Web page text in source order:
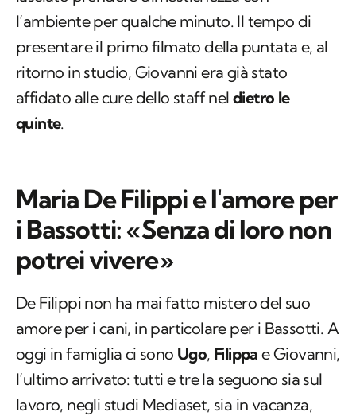
l’ambiente per qualche minuto. Il tempo di
presentare il primo filmato della puntata e, al
ritorno in studio, Giovanni era già stato
affidato alle cure dello staff nel dietro le
quinte.
Maria De Filippi e l'amore per
i Bassotti: «Senza di loro non
potrei vivere»
De Filippi non ha mai fatto mistero del suo
amore per i cani, in particolare per i Bassotti. A
oggi in famiglia ci sono Ugo, Filippa e Giovanni,
l’ultimo arrivato: tutti e tre la seguono sia sul
lavoro, negli studi Mediaset, sia in vacanza,